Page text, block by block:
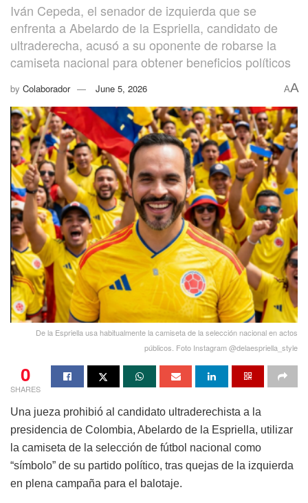
Iván Cepeda, el senador de izquierda que se
enfrenta a Abelardo de la Espriella, candidato de
ultraderecha, acusó a su oponente de robarse la
camiseta nacional para obtener beneficios políticos
by Colaborador June 5, 2026 AA
De la Espriella usa habitualmente la camiseta de la selección nacional en actos
públicos. Foto Instagram @delaespriella_style
0
SHARES
Una jueza prohibió al candidato ultraderechista a la
presidencia de Colombia, Abelardo de la Espriella, utilizar
la camiseta de la selección de fútbol nacional como
“símbolo” de su partido político, tras quejas de la izquierda
en plena campaña para el balotaje.